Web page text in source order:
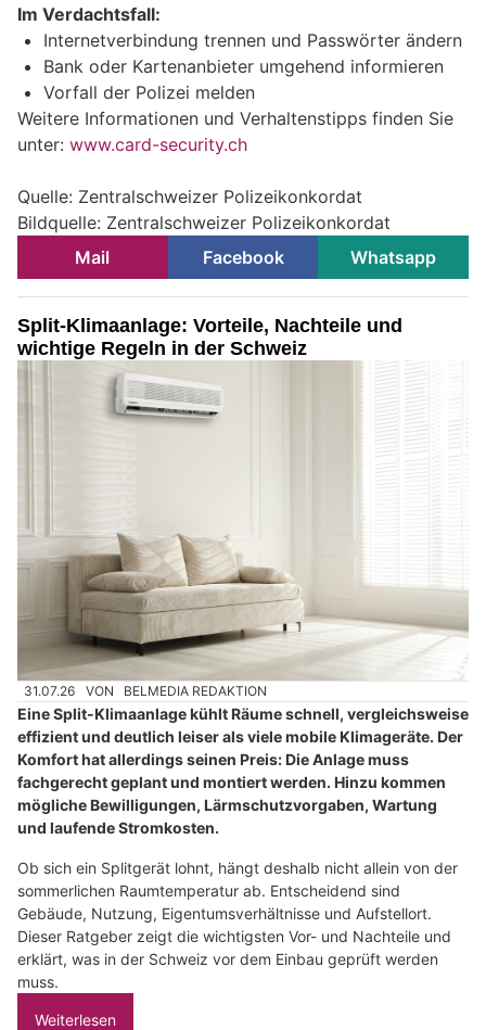
Im Verdachtsfall:
Internetverbindung trennen und Passwörter ändern
Bank oder Kartenanbieter umgehend informieren
Vorfall der Polizei melden
Weitere Informationen und Verhaltenstipps finden Sie
unter: www.card-security.ch
Quelle: Zentralschweizer Polizeikonkordat
Bildquelle: Zentralschweizer Polizeikonkordat
Mail
Facebook Whatsapp
Split-Klimaanlage: Vorteile, Nachteile und
wichtige Regeln in der Schweiz
31.07.26 VON BELMEDIA REDAKTION
Eine Split-Klimaanlage kühlt Räume schnell, vergleichsweise
effizient und deutlich leiser als viele mobile Klimageräte. Der
Komfort hat allerdings seinen Preis: Die Anlage muss
fachgerecht geplant und montiert werden. Hinzu kommen
mögliche Bewilligungen, Lärmschutzvorgaben, Wartung
und laufende Stromkosten.
Ob sich ein Splitgerät lohnt, hängt deshalb nicht allein von der
sommerlichen Raumtemperatur ab. Entscheidend sind
Gebäude, Nutzung, Eigentumsverhältnisse und Aufstellort.
Dieser Ratgeber zeigt die wichtigsten Vor- und Nachteile und
erklärt, was in der Schweiz vor dem Einbau geprüft werden
muss.
Weiterlesen